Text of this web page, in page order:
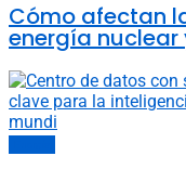
Cómo afectan
energía nuclear